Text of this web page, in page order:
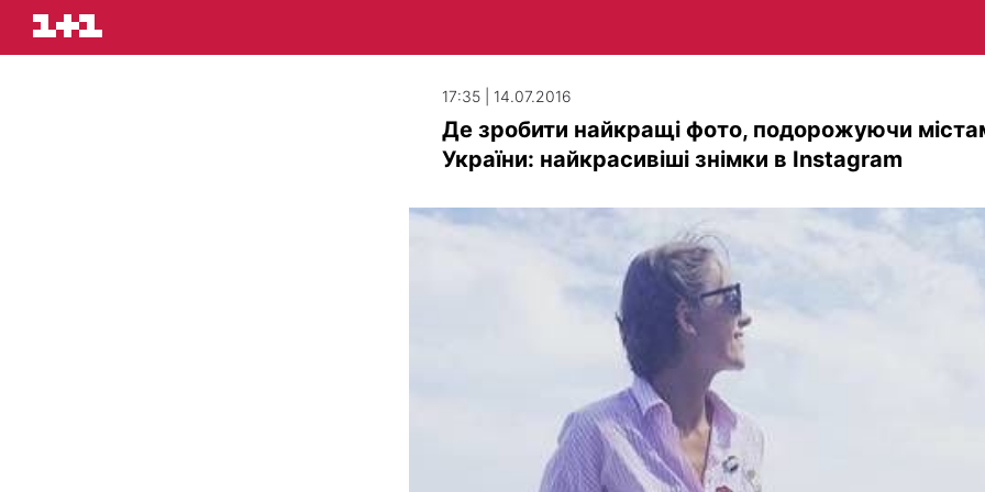
17:35 | 14.07.2016
Де зробити найкращі фото, подорожуючи
України: найкрасивіші знімки в Instagram